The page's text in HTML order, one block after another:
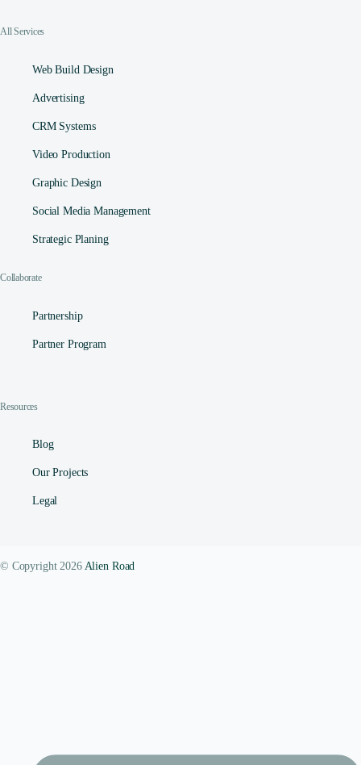
All Services
Web Build Design
Advertising
CRM Systems
Video Production
Graphic Design
Social Media Management​
Strategic Planing
Collaborate
Partnership
Partner Program
Resources
Blog
Our Projects
Legal
© Copyright 2026 Alien Road